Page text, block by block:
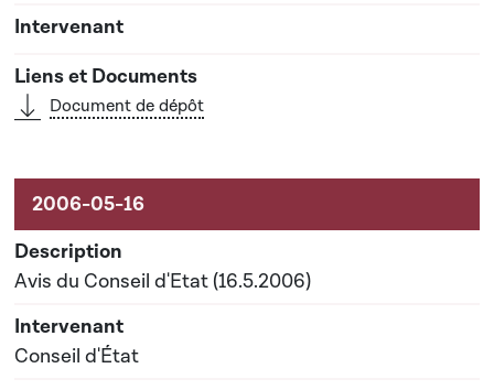
Document de dépôt
Avis du Conseil d'Etat (16.5.2006)
Conseil d'État